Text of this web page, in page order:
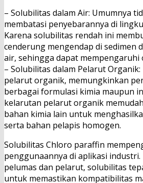
– Solubilitas dalam Air: Umumnya
membatasi penyebarannya di
Karena solubilitas rendah ini
cenderung mengendap di sedimen
air, sehingga dapat mempengaruhi
– Solubilitas dalam Pelarut
pelarut organik, memungkinkan
berbagai formulasi kimia maupun
kelarutan pelarut organik
bahan kimia lain untuk
serta bahan pelapis homogen.
Solubilitas Chloro paraffin
penggunaannya di aplikasi
pelumas dan pelarut, solubilitas
untuk memastikan kompatibilitas